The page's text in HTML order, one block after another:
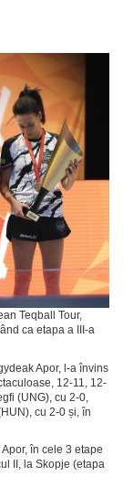
Teqball Tour,
ca etapa a III-a
Apor, l-a învins
12-11, 12-
(UNG), cu 2-0,
cu 2-0 și, în
în cele 3 etape
II, la Skopje (etapa